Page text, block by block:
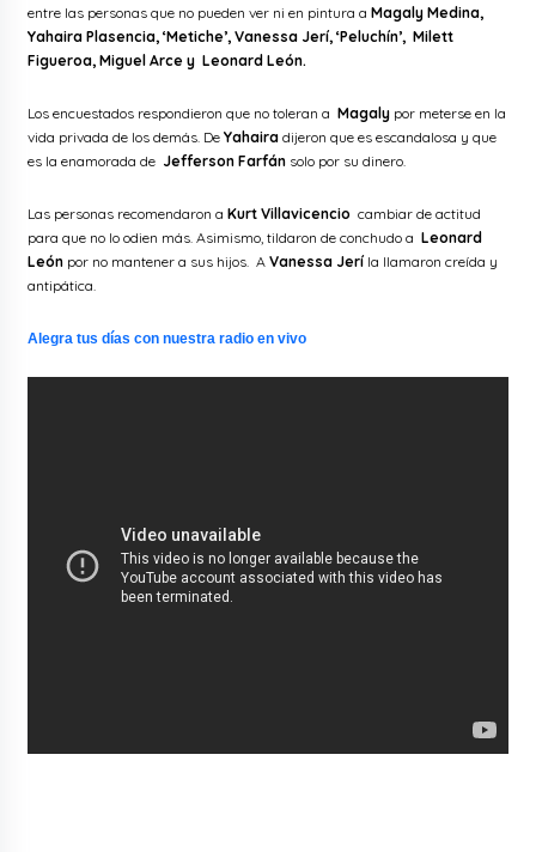
entre las personas que no pueden ver ni en pintura aMagaly Medina,
Yahaira Plasencia, ‘Metiche’, Vanessa Jerí, ‘Peluchín’, Milett
Figueroa, Miguel Arce y Leonard León.
Los encuestados respondieron que no toleran aMagaly por meterse en la
vida privada de los demás. DeYahaira dijeron que es escandalosa y que
es la enamorada de Jefferson Farfán solo por su dinero.
Las personas recomendaron a Kurt Villavicencio cambiar de actitud
para que no lo odien más. Asimismo, tildaron de conchudo a Leonard
León por no mantener a sus hijos. A Vanessa Jeríla llamaron creída y
antipática.
Alegra tus días con nuestra radio en vivo